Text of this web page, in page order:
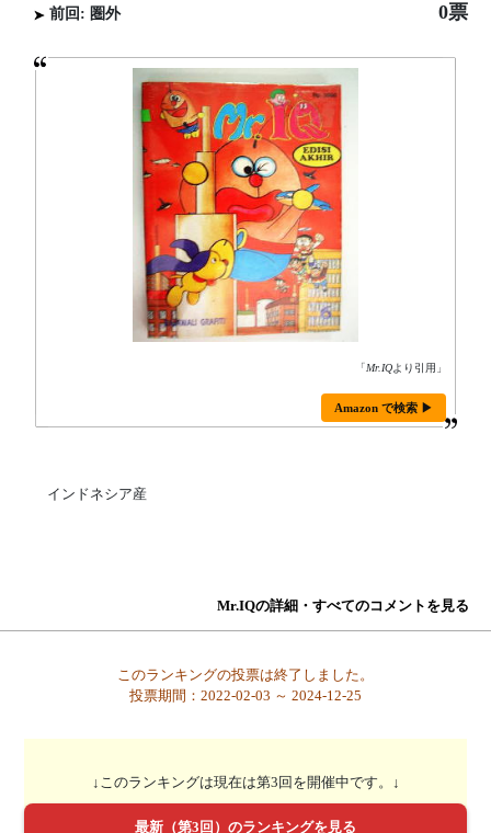
前回: 圏外 0票
「Mr.IQより引用」
Amazon で検索 ▶
インドネシア産
Mr.IQの詳細・すべてのコメントを見る
このランキングの投票は終了しました。
投票期間：2022-02-03 ～ 2024-12-25
↓このランキングは現在は第3回を開催中です。↓
最新（第3回）のランキングを見る